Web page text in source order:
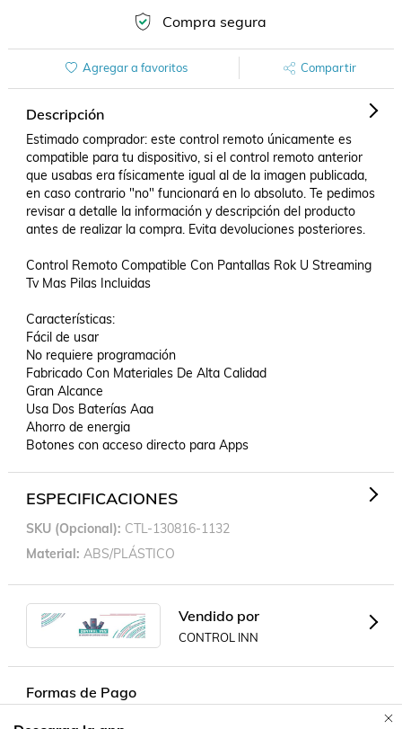
Compra segura
Agregar a favoritos Compartir
Descripción
Estimado comprador: este control remoto únicamente es
compatible para tu dispositivo, si el control remoto anterior
que usabas era físicamente igual al de la imagen publicada,
en caso contrario "no" funcionará en lo absoluto. Te pedimos
revisar a detalle la información y descripción del producto
antes de realizar la compra. Evita devoluciones posteriores.
Control Remoto Compatible Con Pantallas Rok U Streaming
Tv Mas Pilas Incluidas
Características:
Fácil de usar
No requiere programación
Fabricado Con Materiales De Alta Calidad
Gran Alcance
Usa Dos Baterías Aaa
Ahorro de energia
Botones con acceso directo para Apps
ESPECIFICACIONES
SKU (opcional) CTL-130816-1132
Material ABS/PLÁSTICO
Vendido por
CONTROL INN
Formas de Pago